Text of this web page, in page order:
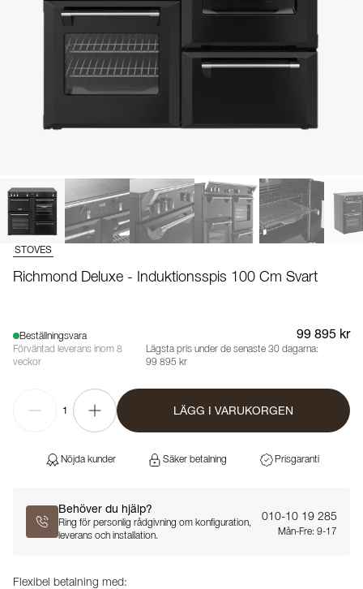
STOVES
Richmond Deluxe - Induktionsspis 100 Cm Svart
Beställningsvara
Förväntad leverans inom 8
veckor
99 895 kr
Lägsta pris under de senaste 30 dagarna:
99 895 kr
1 LÄGG I VARUKORGEN
Nöjda kunder Säker betalning Prisgaranti
Behöver du hjälp?
Ring för personlig rådgivning om konfiguration,
leverans och installation.
010-10 19 285
Mån-Fre: 9-17
Flexibel betalning med: